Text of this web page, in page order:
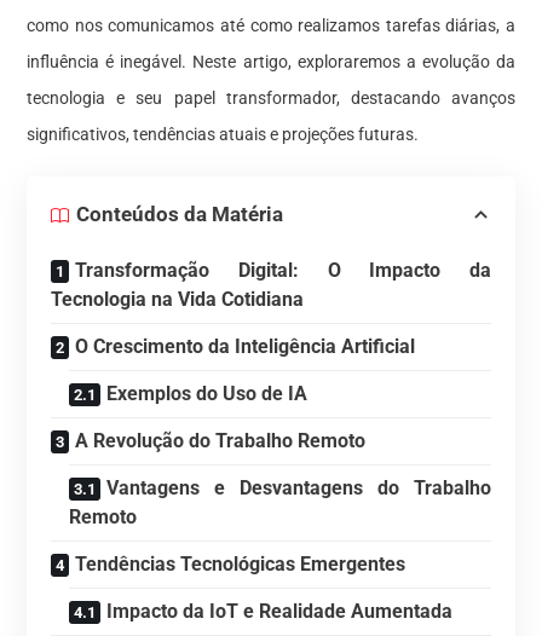
como nos comunicamos até como realizamos tarefas diárias, a
influência é inegável. Neste artigo, exploraremos a evolução da
tecnologia e seu papel transformador, destacando avanços
significativos, tendências atuais e projeções futuras.
Conteúdos da Matéria
Transformação Digital: O Impacto da
Tecnologia na Vida Cotidiana
O Crescimento da Inteligência Artificial
Exemplos do Uso de IA
A Revolução do Trabalho Remoto
Vantagens e Desvantagens do Trabalho
Remoto
Tendências Tecnológicas Emergentes
Impacto da IoT e Realidade Aumentada